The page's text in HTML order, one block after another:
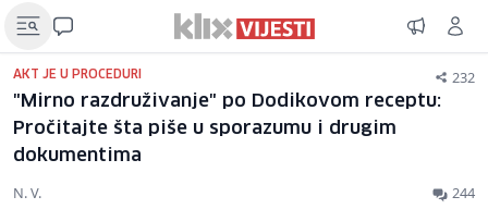
AKT JE U PROCEDURI 232
"Mirno razdruživanje" po Dodikovom receptu:
Pročitajte šta piše u sporazumu i drugim
dokumentima
N. V. 244